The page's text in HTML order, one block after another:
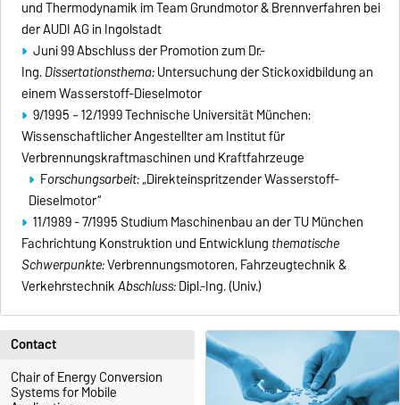
und Thermodynamik im Team Grundmotor & Brennverfahren bei
der AUDI AG in Ingolstadt
Juni 99 Abschluss der Promotion zum Dr.-
Ing.Dissertationsthema:Untersuchung der Stickoxidbildung an
einem Wasserstoff-Dieselmotor
9/1995 – 12/1999 Technische Universität München:
Wissenschaftlicher Angestellter am Institut für
Verbrennungskraftmaschinen und Kraftfahrzeuge
Forschungsarbeit:„Direkteinspritzender Wasserstoff-
Dieselmotor“
11/1989 - 7/1995 Studium Maschinenbau an der TU München
Fachrichtung Konstruktion und Entwicklung thematische
Schwerpunkte:Verbrennungsmotoren, Fahrzeugtechnik &
VerkehrstechnikAbschluss:Dipl.-Ing. (Univ.)
Contact
Chair of Energy Conversion
Systems for Mobile